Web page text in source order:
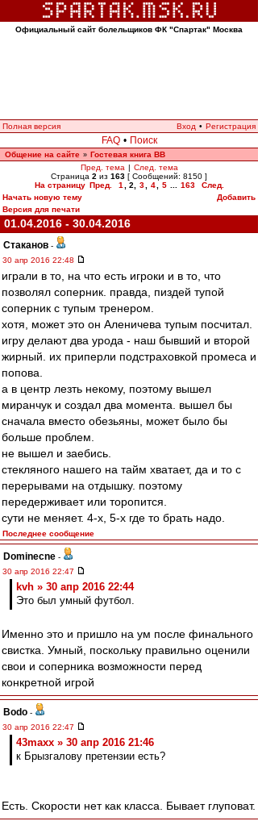
Официальный сайт болельщиков ФК "Спартак" Москва
Полная версия Вход • Регистрация
FAQ • Поиск
Общение на сайте » Гостевая книга ВВ
Пред. тема | След. тема
Страница 2 из 163 [ Сообщений: 8150 ]
На страницу Пред. 1 2 3 4 5 163
След.
Начать новую тему
Добавить
Версия для печати
01.04.2016 - 30.04.2016
Cтаканов -
30 апр 2016 22:48
играли в то, на что есть игроки и в то, что
позволял соперник. правда, пиздей тупой
соперник с тупым тренером.
хотя, может это он Аленичева тупым посчитал.
игру делают два урода - наш бывший и второй
жирный. их приперли подстраховкой промеса и
попова.
а в центр лезть некому, поэтому вышел
миранчук и создал два момента. вышел бы
сначала вместо обезьяны, может было бы
больше проблем.
не вышел и заебись.
стекляного нашего на тайм хватает, да и то с
перерывами на отдышку. поэтому
передерживает или торопится.
сути не меняет. 4-х, 5-х где то брать надо.
Последнее сообщение
Dominecne -
30 апр 2016 22:47
kvh » 30 апр 2016 22:44
Это был умный футбол.
Именно это и пришло на ум после финального
свистка. Умный, поскольку правильно оценили
свои и соперника возможности перед
конкретной игрой
Bodo -
30 апр 2016 22:47
43maxx » 30 апр 2016 21:46
к Брызгалову претензии есть?
Есть. Скорости нет как класса. Бывает глуповат.